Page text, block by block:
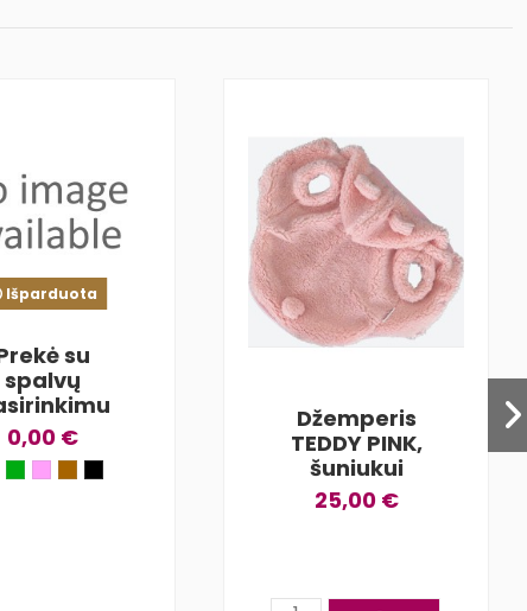
Išparduota
su
spalvų
0,00 €
Džemperis
TEDDY PINK,
šuniukui
25,00 €